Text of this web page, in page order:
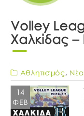
Volley
Χαλκίδας
Αθλητισμός , Νέα
14
ΦΕΒ